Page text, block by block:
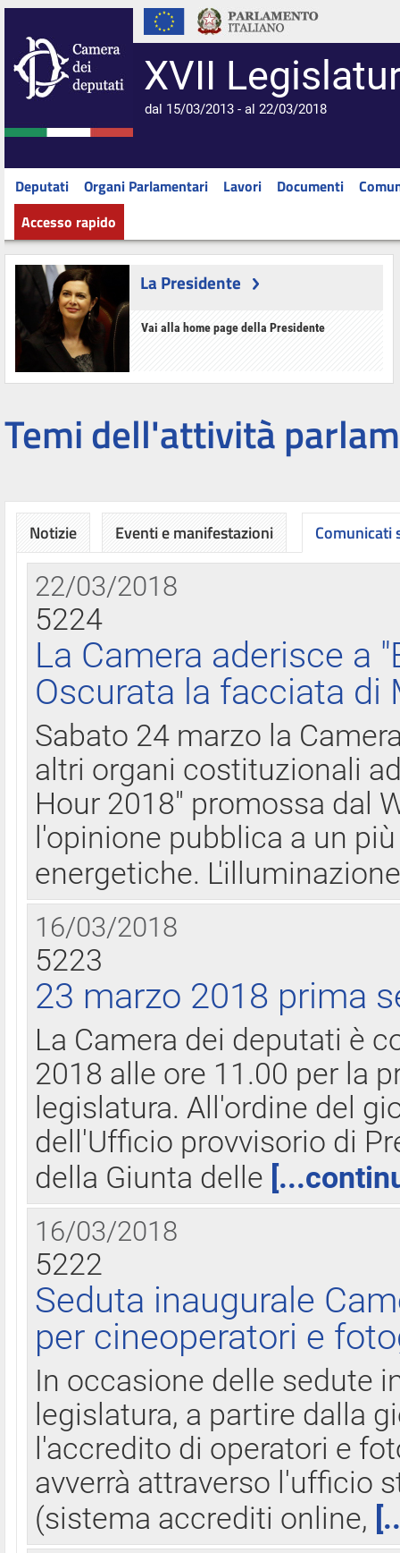
XVII
dal 15/03/2013 - al 22/03/2018
Deputati Organi Parlamentari Lavori Documenti
Accesso rapido
La Presidente
Vai alla home page della Presidente
Temi dell'attività
Notizie Eventi e manifestazioni Comunicati
22/03/2018
5224
La Camera aderisce a
Oscurata la facciata di
Sabato 24 marzo la
altri organi costituzionali
Hour 2018" promossa dal
l'opinione pubblica a un
energetiche.
16/03/2018
5223
23 marzo 2018 prima
La Camera dei deputati è
2018 alle ore 11.00 per la
legislatura. All'ordine del
dell'Ufficio provvisorio di
della Giunta delle
16/03/2018
5222
Seduta inaugurale
per cineoperatori e
In occasione delle sedute
legislatura, a partire dalla
l'accredito di operatori e
avverrà attraverso l'ufficio
(sistema accrediti online,